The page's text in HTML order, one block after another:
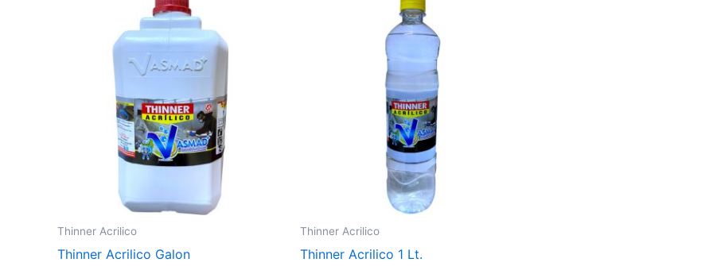
Thinner Acrilico
Thinner Acrilico Galon
Thinner Acrilico
Thinner Acrilico 1 Lt.